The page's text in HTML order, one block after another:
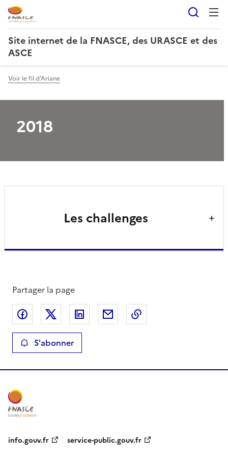
Site internet de la FNASCE, des URASCE et des
ASCE
Voir le fil d'Ariane
2018
Les challenges
Partager la page
Partager sur Facebook
Partager sur XPartager sur LinkedIn
Partager par email
S'abonner
info.gouv.fr
service-public.gouv.fr